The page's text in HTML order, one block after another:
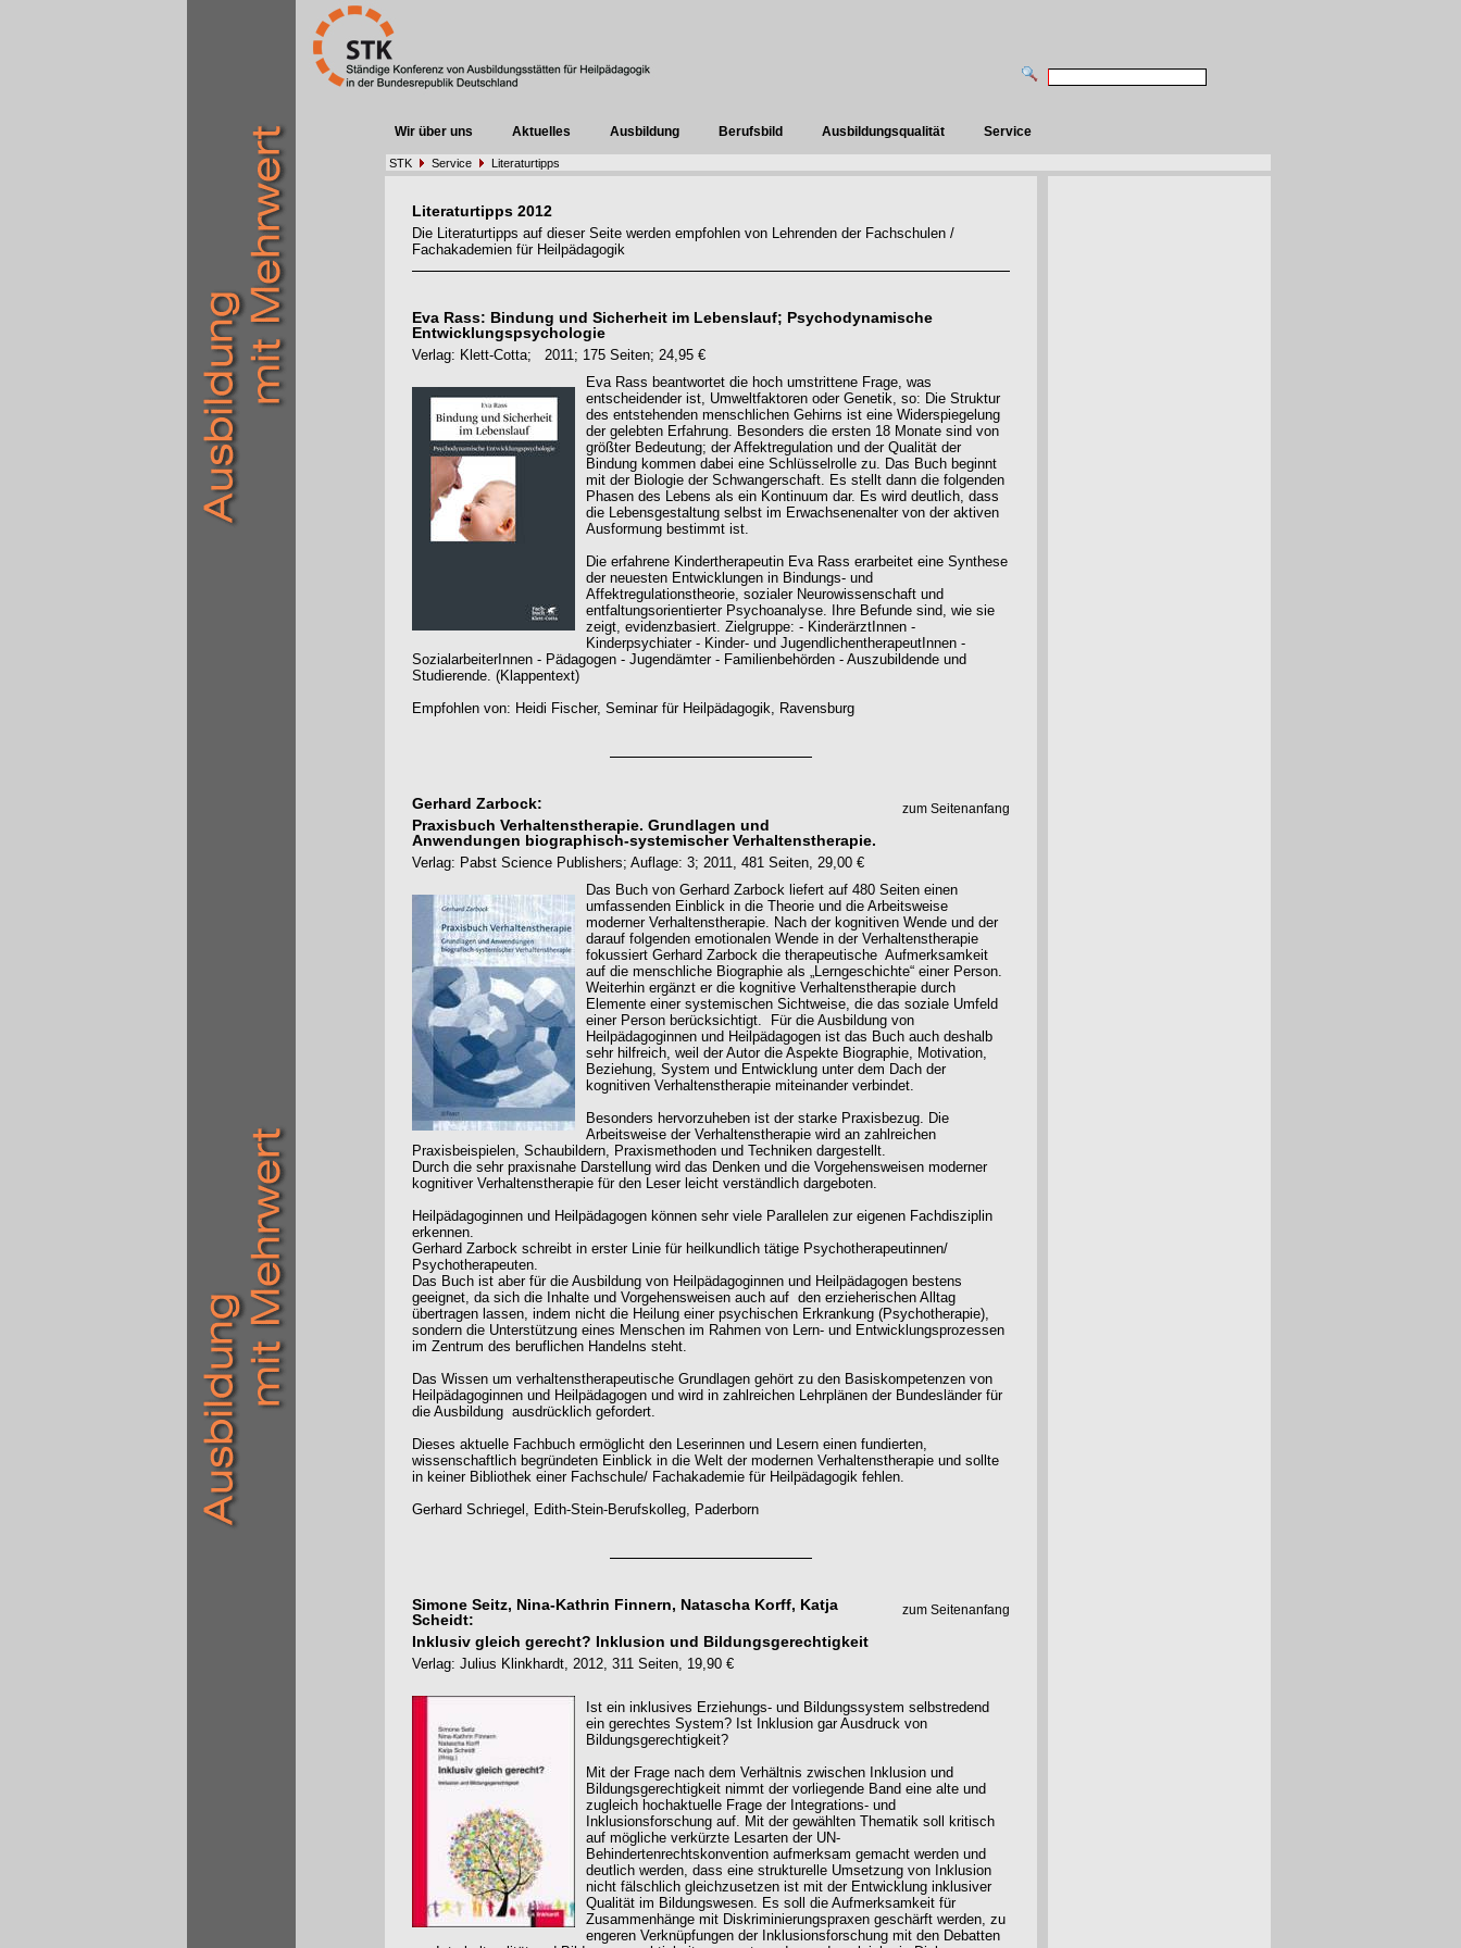
Wir über uns Aktuelles Ausbildung Berufsbild Ausbildungsqualität Service
STK Service Literaturtipps
Literaturtipps 2012
Die Literaturtipps auf dieser Seite werden empfohlen von Lehrenden der Fachschulen /
Fachakademien für Heilpädagogik
Eva Rass: Bindung und Sicherheit im Lebenslauf; Psychodynamische
Entwicklungspsychologie
Verlag: Klett-Cotta; 2011; 175 Seiten; 24,95 €
Eva Rass beantwortet die hoch umstrittene Frage, was
entscheidender ist, Umweltfaktoren oder Genetik, so: Die Struktur
des entstehenden menschlichen Gehirns ist eine Widerspiegelung
der gelebten Erfahrung. Besonders die ersten 18 Monate sind von
größter Bedeutung; der Affektregulation und der Qualität der
Bindung kommen dabei eine Schlüsselrolle zu. Das Buch beginnt
mit der Biologie der Schwangerschaft. Es stellt dann die folgenden
Phasen des Lebens als ein Kontinuum dar. Es wird deutlich, dass
die Lebensgestaltung selbst im Erwachsenenalter von der aktiven
Ausformung bestimmt ist.
Die erfahrene Kindertherapeutin Eva Rass erarbeitet eine Synthese
der neuesten Entwicklungen in Bindungs- und
Affektregulationstheorie, sozialer Neurowissenschaft und
entfaltungsorientierter Psychoanalyse. Ihre Befunde sind, wie sie
zeigt, evidenzbasiert. Zielgruppe: - KinderärztInnen -
Kinderpsychiater - Kinder- und JugendlichentherapeutInnen -
SozialarbeiterInnen - Pädagogen - Jugendämter - Familienbehörden - Auszubildende und
Studierende. (Klappentext)
Empfohlen von: Heidi Fischer, Seminar für Heilpädagogik, Ravensburg
zum Seitenanfang
Gerhard Zarbock:
Praxisbuch Verhaltenstherapie. Grundlagen und
Anwendungen biographisch-systemischer Verhaltenstherapie.
Verlag: Pabst Science Publishers; Auflage: 3; 2011, 481 Seiten, 29,00 €
Das Buch von Gerhard Zarbock liefert auf 480 Seiten einen
umfassenden Einblick in die Theorie und die Arbeitsweise
moderner Verhaltenstherapie. Nach der kognitiven Wende und der
darauf folgenden emotionalen Wende in der Verhaltenstherapie
fokussiert Gerhard Zarbock die therapeutische Aufmerksamkeit
auf die menschliche Biographie als „Lerngeschichte“ einer Person.
Weiterhin ergänzt er die kognitive Verhaltenstherapie durch
Elemente einer systemischen Sichtweise, die das soziale Umfeld
einer Person berücksichtigt. Für die Ausbildung von
Heilpädagoginnen und Heilpädagogen ist das Buch auch deshalb
sehr hilfreich, weil der Autor die Aspekte Biographie, Motivation,
Beziehung, System und Entwicklung unter dem Dach der
kognitiven Verhaltenstherapie miteinander verbindet.
Besonders hervorzuheben ist der starke Praxisbezug. Die
Arbeitsweise der Verhaltenstherapie wird an zahlreichen
Praxisbeispielen, Schaubildern, Praxismethoden und Techniken dargestellt.
Durch die sehr praxisnahe Darstellung wird das Denken und die Vorgehensweisen moderner
kognitiver Verhaltenstherapie für den Leser leicht verständlich dargeboten.
Heilpädagoginnen und Heilpädagogen können sehr viele Parallelen zur eigenen Fachdisziplin
erkennen.
Gerhard Zarbock schreibt in erster Linie für heilkundlich tätige Psychotherapeutinnen/
Psychotherapeuten.
Das Buch ist aber für die Ausbildung von Heilpädagoginnen und Heilpädagogen bestens
geeignet, da sich die Inhalte und Vorgehensweisen auch auf den erzieherischen Alltag
übertragen lassen, indem nicht die Heilung einer psychischen Erkrankung (Psychotherapie),
sondern die Unterstützung eines Menschen im Rahmen von Lern- und Entwicklungsprozessen
im Zentrum des beruflichen Handelns steht.
Das Wissen um verhaltenstherapeutische Grundlagen gehört zu den Basiskompetenzen von
Heilpädagoginnen und Heilpädagogen und wird in zahlreichen Lehrplänen der Bundesländer für
die Ausbildung ausdrücklich gefordert.
Dieses aktuelle Fachbuch ermöglicht den Leserinnen und Lesern einen fundierten,
wissenschaftlich begründeten Einblick in die Welt der modernen Verhaltenstherapie und sollte
in keiner Bibliothek einer Fachschule/ Fachakademie für Heilpädagogik fehlen.
Gerhard Schriegel, Edith-Stein-Berufskolleg, Paderborn
zum Seitenanfang
Simone Seitz, Nina-Kathrin Finnern, Natascha Korff, Katja
Scheidt:
Inklusiv gleich gerecht? Inklusion und Bildungsgerechtigkeit
Verlag: Julius Klinkhardt, 2012, 311 Seiten, 19,90 €
Ist ein inklusives Erziehungs- und Bildungssystem selbstredend
ein gerechtes System? Ist Inklusion gar Ausdruck von
Bildungsgerechtigkeit?
Mit der Frage nach dem Verhältnis zwischen Inklusion und
Bildungsgerechtigkeit nimmt der vorliegende Band eine alte und
zugleich hochaktuelle Frage der Integrations- und
Inklusionsforschung auf. Mit der gewählten Thematik soll kritisch
auf mögliche verkürzte Lesarten der UN-
Behindertenrechtskonvention aufmerksam gemacht werden und
deutlich werden, dass eine strukturelle Umsetzung von Inklusion
nicht fälschlich gleichzusetzen ist mit der Entwicklung inklusiver
Qualität im Bildungswesen. Es soll die Aufmerksamkeit für
Zusammenhänge mit Diskriminierungspraxen geschärft werden, zu
engeren Verknüpfungen der Inklusionsforschung mit den Debatten